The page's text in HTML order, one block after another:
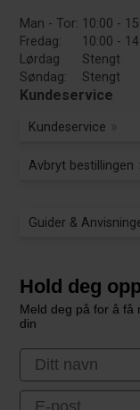
Man - Tor: 10:00 -
Fredag:
10:00 -
Lørdag
Stengt
Søndag:
Stengt
Kundeservice
Kundeservice
Avbryt bestillingen
Guider &
Hold deg
Meld deg på for å få
din
First Name
Email